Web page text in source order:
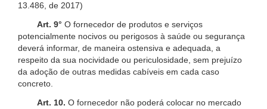
13.486, de 2017)
Art. 9° O fornecedor de produtos e serviços
potencialmente nocivos ou perigosos à saúde ou segurança
deverá informar, de maneira ostensiva e adequada, a
respeito da sua nocividade ou periculosidade, sem prejuízo
da adoção de outras medidas cabíveis em cada caso
concreto.
Art. 10. O fornecedor não poderá colocar no mercado